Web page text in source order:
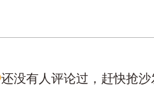
还没有人评论过，赶快抢沙